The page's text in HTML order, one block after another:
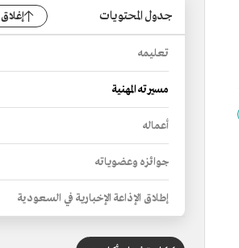
جدول المحتويات إغلاق
تعليمه
مسيرته المهنية
أعماله
جوائزه وعضوياته
إطلاق الإذاعة الإخبارية في السعودية